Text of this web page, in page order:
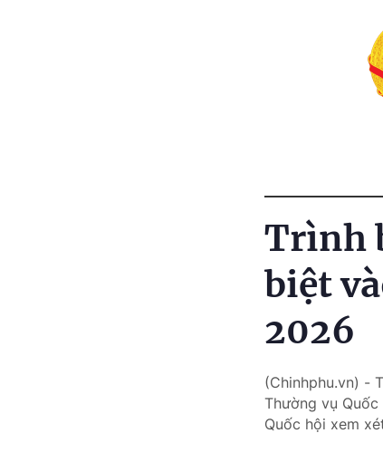
Trình
biệt
2026
(Chinhphu.vn) -
Thường vụ
Quốc hội xem